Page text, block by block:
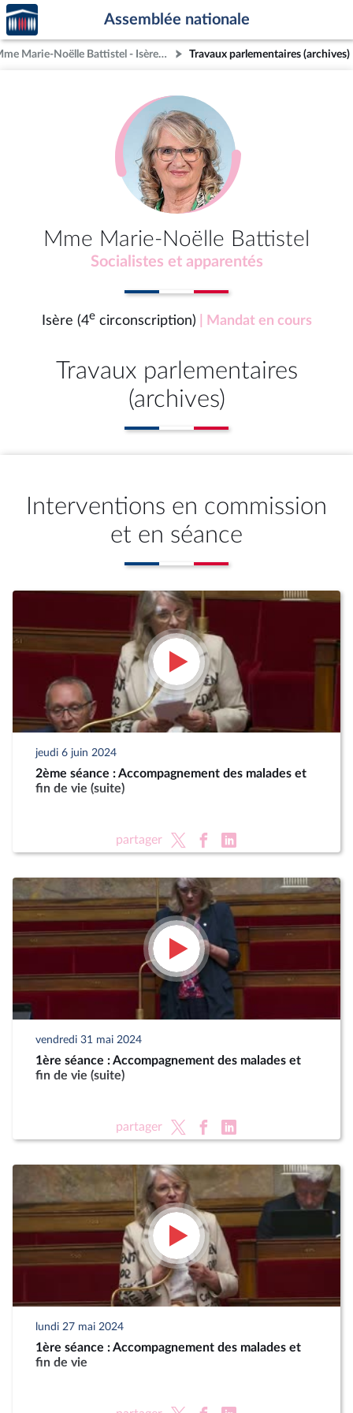
Aller au contenu
Aller en bas de la page
Accèder
à la
page
d'accueil
Assemblée nationale
Mme Marie-Noëlle Battistel - Isère (4e circonscription) Travaux parlementaires (archives)
Mme Marie-Noëlle Battistel
Socialistes et apparentés
Isère (4ecirconscription) | Mandat en cours
Travaux parlementaires
(archives)
Interventions en commission
et en séance
jeudi 6 juin 2024
2ème séance : Accompagnement des malades et
fin de vie (suite)
partager
vendredi 31 mai 2024
1ère séance : Accompagnement des malades et
fin de vie (suite)
partager
lundi 27 mai 2024
1ère séance : Accompagnement des malades et
fin de vie